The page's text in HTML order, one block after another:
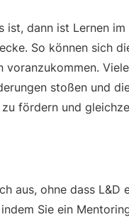
ist, dann ist Lernen
So können sich
voranzukommen.
stoßen und
zu fördern und
aus, ohne dass L&D
Sie ein